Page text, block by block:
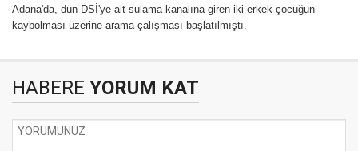
Adana'da, dün DSİ'ye ait sulama kanalına giren iki erkek çocuğun
kaybolması üzerine arama çalışması başlatılmıştı.
HABERE YORUM KAT